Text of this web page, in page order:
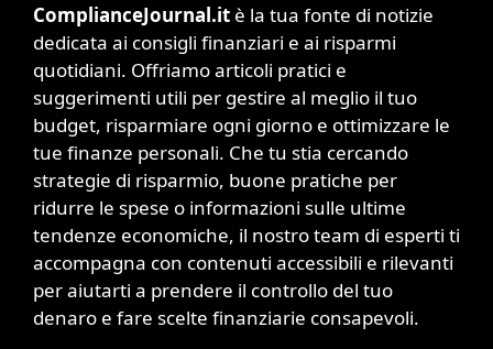
ComplianceJournal.it è la tua fonte di notizie
dedicata ai consigli finanziari e ai risparmi
quotidiani. Offriamo articoli pratici e
suggerimenti utili per gestire al meglio il tuo
budget, risparmiare ogni giorno e ottimizzare le
tue finanze personali. Che tu stia cercando
strategie di risparmio, buone pratiche per
ridurre le spese o informazioni sulle ultime
tendenze economiche, il nostro team di esperti ti
accompagna con contenuti accessibili e rilevanti
per aiutarti a prendere il controllo del tuo
denaro e fare scelte finanziarie consapevoli.